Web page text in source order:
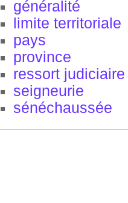
généralité
limite territoriale
pays
province
ressort judiciaire
seigneurie
sénéchaussée